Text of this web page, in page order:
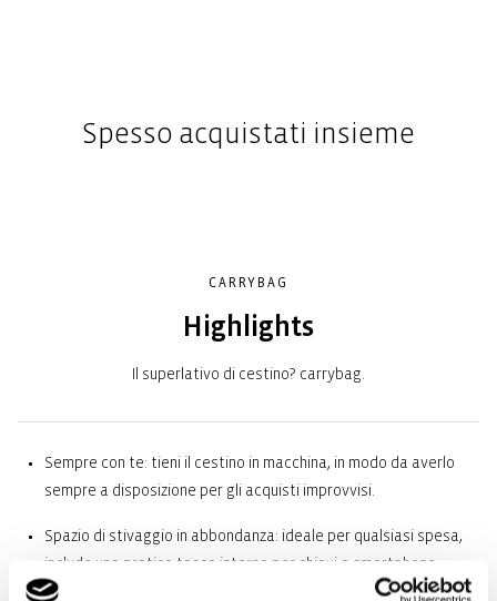
Spesso acquistati insieme
CARRYBAG
Highlights
Il superlativo di cestino? carrybag.
Sempre con te: tieni il cestino in macchina, in modo da averlo
sempre a disposizione per gli acquisti improvvisi.
Spazio di stivaggio in abbondanza: ideale per qualsiasi spesa,
include una pratica tasca interna per chiavi e smartphone.